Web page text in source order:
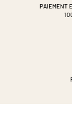
PAIEMENT